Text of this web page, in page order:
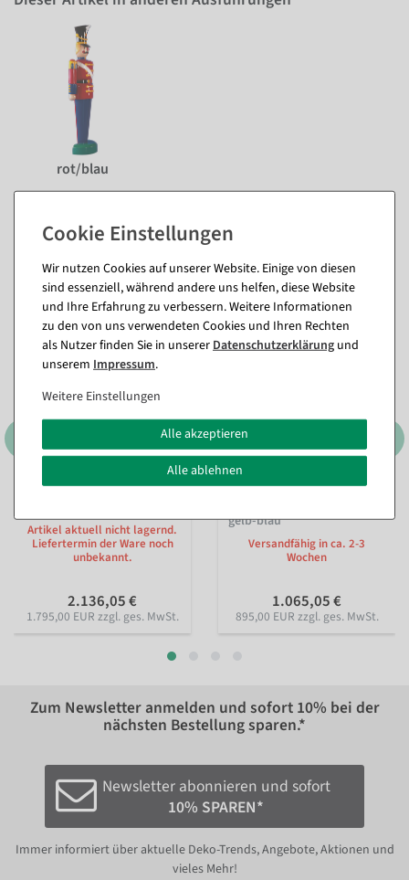
rot/blau
Passende Artikel zu diesem Produkt
(8)
Artikel aktuell nicht lagernd.
Liefertermin der Ware noch
unbekannt.
2.136,05 €
1.795,00 EUR zzgl. ges. MwSt.
gelb-blau
Versandfähig in ca. 2-3
Wochen
1.065,05 €
895,00 EUR zzgl. ges. MwSt.
Zum Newsletter anmelden und sofort 10% bei der
nächsten Bestellung sparen.*
Newsletter abonnieren und sofort
10% SPAREN*
Immer informiert über aktuelle Deko-Trends, Angebote, Aktionen und
vieles Mehr!
Wir nutzen Cookies auf unserer Website. Einige von diesen
sind essenziell, während andere uns helfen, diese Website
und Ihre Erfahrung zu verbessern. Weitere Informationen
zu den von uns verwendeten Cookies und Ihren Rechten
als Nutzer finden Sie in unsererDaten­schutz­erklärung und
unserem Impressum.
Weitere Einstellungen
Alle akzeptieren
Alle ablehnen